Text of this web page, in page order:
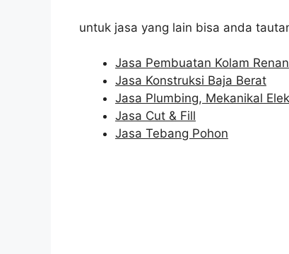
untuk jasa yang lain bisa anda
Jasa Pembuatan Kolam
Jasa Konstruksi Baja Berat
Jasa Plumbing, Mekanikal
Jasa Cut & Fill
Jasa Tebang Pohon